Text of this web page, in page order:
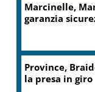
Marcinelle,
garanzia
Province,
la presa in giro